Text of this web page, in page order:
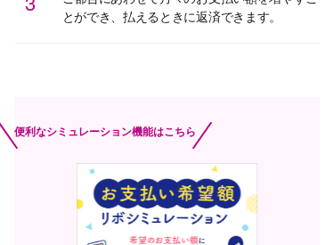
とができ、払えるときに返済できます。
便利なシミュレーション機能はこちら